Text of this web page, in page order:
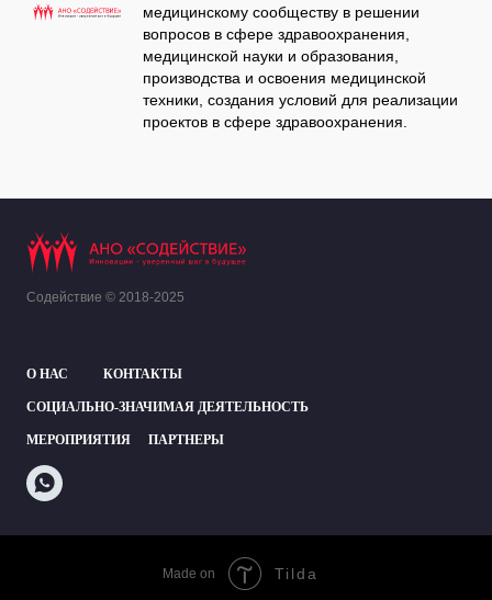
медицинскому сообществу в решении
вопросов в сфере здравоохранения,
медицинской науки и образования,
производства и освоения медицинской
техники, создания условий для реализации
проектов в сфере здравоохранения.
Содействие © 2018-2025
О НАС КОНТАКТЫ
СОЦИАЛЬНО-ЗНАЧИМАЯ ДЕЯТЕЛЬНОСТЬ
МЕРОПРИЯТИЯ ПАРТНЕРЫ
Made on Tilda